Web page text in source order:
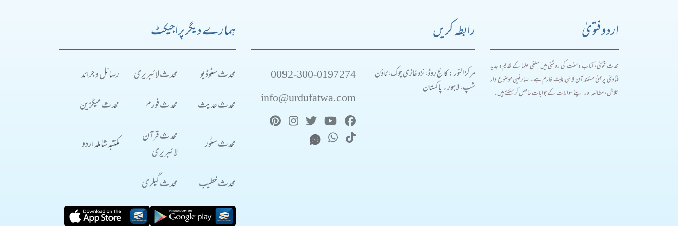
اردو فتویٰ
محدث فتویٰ، کتاب و سنت کی روشنی میں سلفی علما کے قدیم و جدید
فتاویٰ پر مبنی مستند آن لائن پلیٹ فارم ہے۔ صارفین موضوع وار
تلاش، مطالعہ اور اپنے سوالات کے جوابات حاصل کر سکتے ہیں۔
رابطہ کریں
مرکز النور: کالج روڈ، نزد غازی چوک، ٹاؤن
شپ، لاہور ۔ پاکستان
0092-300-0197274
info@urdufatwa.com
ہمارے دیگر پراجیکٹ
محدث سٹوڈیو محدث لائبریری
رسائل و جرائد
محدث حدیث
محدث فورم محدث میگزین
محدث سٹور
محدث قرآن
لائبریری
مکتبہ شاملہ اردو
محدث خطیب محدث گیلری